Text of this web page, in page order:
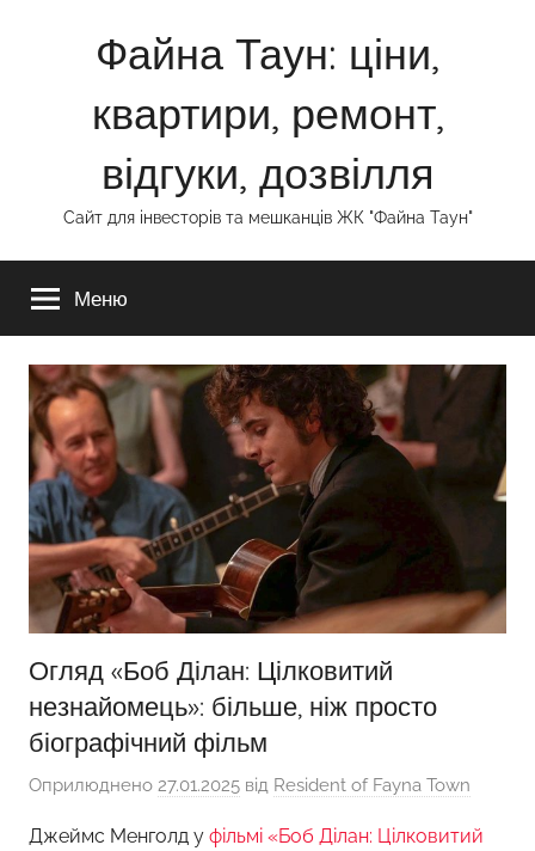
Файна Таун: ціни,
квартири, ремонт,
відгуки, дозвілля
Сайт для інвесторів та мешканців ЖК "Файна Таун"
Меню
Огляд «Боб Ділан: Цілковитий
незнайомець»: більше, ніж просто
біографічний фільм
Оприлюднено 27.01.2025 від Resident of Fayna Town
Джеймс Менголд у фільмі «Боб Ділан: Цілковитий